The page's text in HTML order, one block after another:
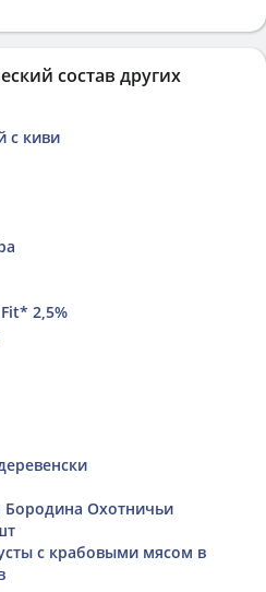
состав других
с киви
2,5%
Охотничьи
с крабовыми мясом в